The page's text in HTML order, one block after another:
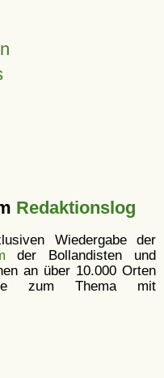
Redaktionslog
Wiedergabe der
der Bollandisten und
an über 10.000 Orten
zum Thema mit